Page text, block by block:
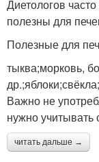
Диетологов
полезны для
Полезные для
тыква;морковь,
Важно не
нужно учитывать
читать дальше →